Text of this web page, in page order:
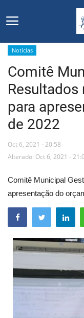
Início
Editais
Floriano
Secretarias e Órgãos
Mural de Licitações
Notícias
Vídeos
Webmail
Contato
Notícias
Comitê
Resultados
para
de 2022
Oct 6, 2021 - 20:58
Alterado: Oct 6, 2021 -
Comitê Municipal
apresentação do